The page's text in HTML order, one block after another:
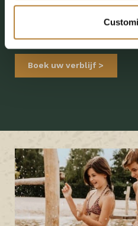
meer gemak? Kies dan een
Boek uw verblijf